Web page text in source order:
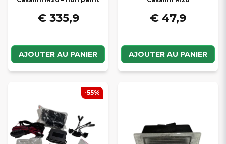
€ 335,9
AJOUTER AU PANIER
€ 47,9
AJOUTER AU PANIER
-55%